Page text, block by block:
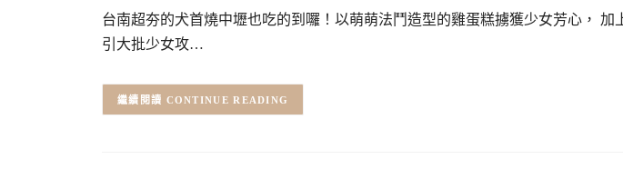
台南超夯的犬首燒中壢也吃的到囉！以萌萌法鬥造型的雞蛋糕擄獲少女芳心， 加
引大批少女攻…
CONTINUE READING